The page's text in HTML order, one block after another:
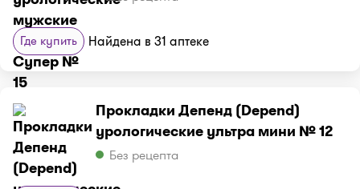
Где купить Найдена в 31 аптеке
Прокладки Депенд (Depend)
урологические ультра мини № 12
Без рецепта